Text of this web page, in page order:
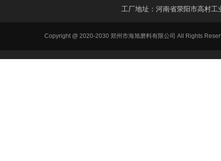
工厂地址：河南省荥阳市高村工
Copyright @ 2020-2030 郑州市海旭磨料有限公司 All Rights